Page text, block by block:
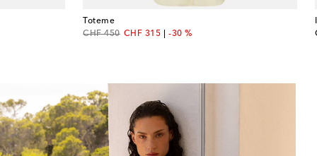
Toteme
CHF 450
original priceCHF 315
discount price
-30 %